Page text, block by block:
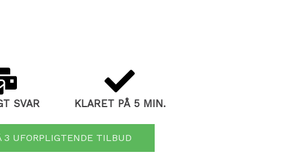
SVAR KLARET PÅ 5 MIN.
3 UFORPLIGTENDE TILBUD